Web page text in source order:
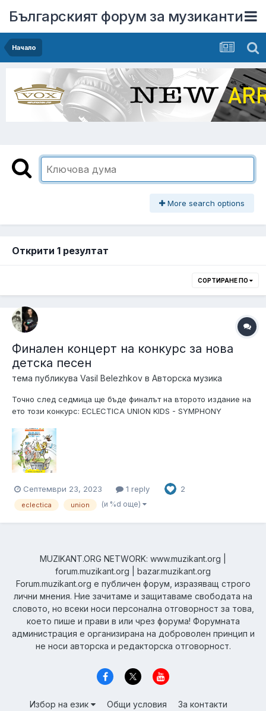
Българският форум за музиканти
Начало
More search options
Открити 1 резултат
СОРТИРАНЕ ПО
Финален концерт на конкурс за нова
детска песен
тема публикува Vasil Belezhkov в Авторска музика
Точно след седмица ще бъде финалът на второто издание на
ето този конкурс: ECLECTICA UNION KIDS - SYMPHONY
авторска песен се класира на финала и тази година, след
като миналата година спечелих Втора награда и Награда на
оркестъра. Песните на финалис...
Септември 23, 2023 1 reply 2
eclectica union (и %d още)
MUZIKANT.ORG NETWORK: www.muzikant.org |
forum.muzikant.org | bazar.muzikant.org
Forum.muzikant.org е публичен форум, изразяващ строго
лични мнения. Ние зачитаме и защитаваме свободата на
словото, но всеки носи персонална отговорност за това,
което пише и прави в или чрез форума! Форумната
администрация е организирана на доброволен принцип и
не носи авторска и редакторска отговорност.
Избор на език Общи условия
За контакти